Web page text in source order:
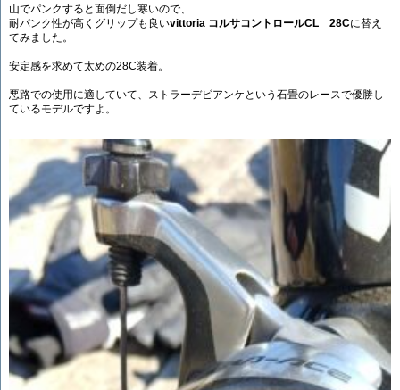
山でパンクすると面倒だし寒いので、
耐パンク性が高くグリップも良いvittoria コルサコントロールCL 28Cに替え
てみました。
安定感を求めて太めの28C装着。
悪路での使用に適していて、ストラーデビアンケという石畳のレースで優勝し
ているモデルですよ。